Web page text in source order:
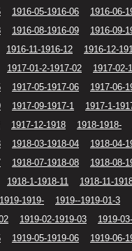
1916-05-1916-06
1916-06-
1916-08-1916-09
1916-09-
1916-11-1916-12
1916-12-
1917-01-2-1917-02
1917-02-
1917-05-1917-06
1917-06-
1917-09-1917-1
1917-1-
1917-12-1918 1918-1918-
1918-03-1918-04
1918-04-
1918-07-1918-08
1918-08-
1918-1-1918-11
1918-11-
1919-1919-
1919--1919-01-3
1919-02-1919-03
1919-
1919-05-1919-06
1919-06-